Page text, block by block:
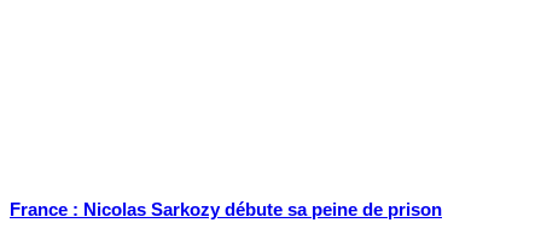
France : Nicolas Sarkozy débute sa peine de prison